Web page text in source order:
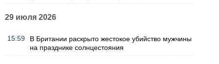
29 июля 2026
15:59
В Британии раскрыто жестокое убийство мужчины
на празднике солнцестояния